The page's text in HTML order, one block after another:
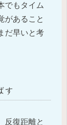
でもタイム
があること
だ早いと考
す
反復距離と